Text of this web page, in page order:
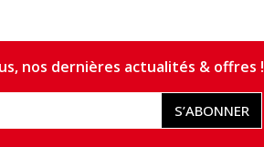
nos dernières actualités & offres !
S’ABONNER